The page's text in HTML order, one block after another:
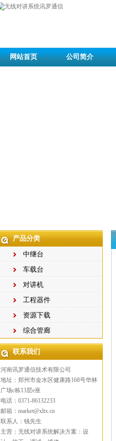
网站首页 公司简介
产品分类
中继台
车载台
对讲机
工程器件
资源下载
综合管廊
联系我们
河南讯罗通信技术有限公司
地址：郑州市金水区健康路168号华林
广场c栋13层e座
电话：0371-86132233
邮箱：market@xltx.cn
联系人：钱先生
主营：无线对讲系统解决方案：设